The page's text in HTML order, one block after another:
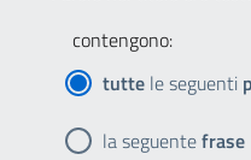
contengono:
tutte le seguenti
la seguentefrase